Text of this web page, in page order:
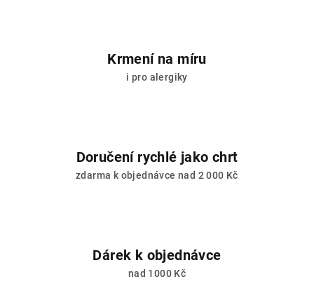
Krmení na míru
i pro alergiky
Doručení rychlé jako chrt
zdarma k objednávce nad 2 000 Kč
Dárek k objednávce
nad 1000 Kč